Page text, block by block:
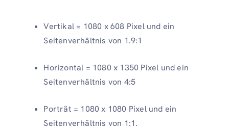
Vertikal = 1080 x 608 Pixel und ein
Seitenverhältnis von 1.9:1
Horizontal = 1080 x 1350 Pixel und ein
Seitenverhältnis von 4:5
Porträt = 1080 x 1080 Pixel und ein
Seitenverhältnis von 1:1.